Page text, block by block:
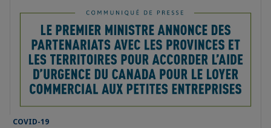
COVID-19